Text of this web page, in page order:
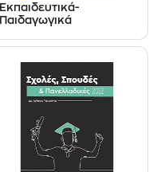
Εκπαιδευτικά-
Παιδαγωγικά